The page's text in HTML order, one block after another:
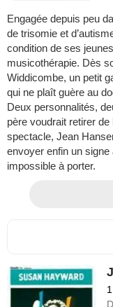
Engagée depuis peu
de trisomie et
condition de ses
musicothérapie. Dès
Widdicombe, un petit
qui ne plaît guère au
Deux personnalités,
père voudrait retirer de
spectacle, Jean
envoyer enfin un signe
impossible à porter.